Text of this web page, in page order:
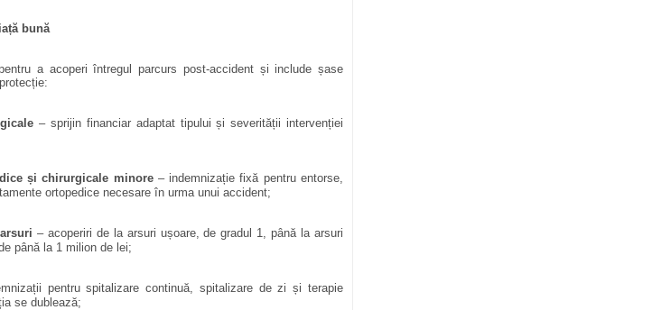
bună
a acoperi întregul parcurs post-accident și include șase
– sprijin financiar adaptat tipului și severității intervenției
și chirurgicale minore– indemnizație fixă pentru entorse,
ortopedice necesare în urma unui accident;
– acoperiri de la arsuri ușoare, de gradul 1, până la arsuri
până la 1 milion de lei;
pentru spitalizare continuă, spitalizare de zi și terapie
se dublează;